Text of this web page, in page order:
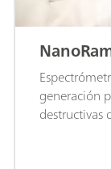
generación
destructivas